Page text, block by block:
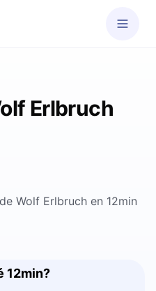
Erlbruch
Wolf Erlbruch en 12min
12min?